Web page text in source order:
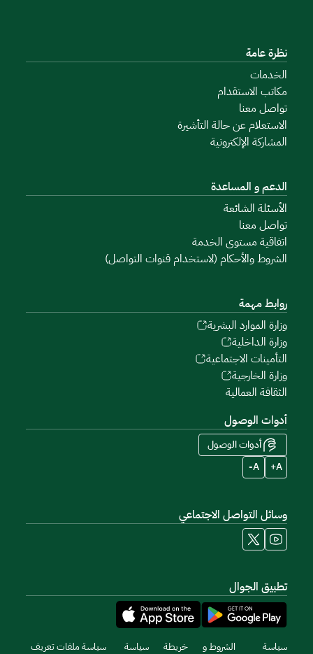
نظرة عامة
الخدمات
مكاتب الاستقدام
تواصل معنا
الاستعلام عن حالة التأشيرة
المشاركة الإلكترونية
الدعم و المساعدة
الأسئلة الشائعة
تواصل معنا
اتفاقية مستوى الخدمة
الشروط والأحكام (لاستخدام قنوات التواصل)
روابط مهمة
وزارة الموارد البشرية
وزارة الداخلية
التأمينات الاجتماعية
وزارة الخارجية
الثقافة العمالية
أدوات الوصول
أدوات الوصول
A+
A-
وسائل التواصل الاجتماعي
تطبيق الجوال
سياسة
الشروط و
خريطة
سياسة
سياسة ملفات تعريف